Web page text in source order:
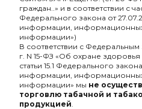
Оптовый портал
товаров для кальяна
граждан..» и в соответствии с
Федерального закона от
информации, информационных
информации»)
В соответствии с
г. N 15-ФЗ «Об охране здоровья
статьи 15.1 Федерального
информации, информационных
информации» мы не
торговлю табачной и
продукцией